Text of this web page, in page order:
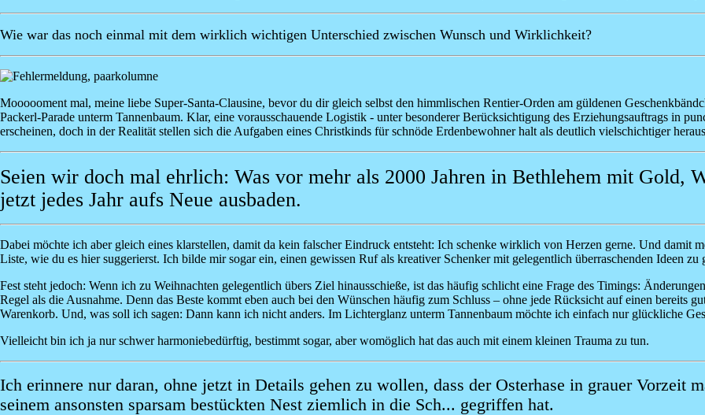
Wie war das noch einmal mit dem wirklich wichtigen Unterschied zwischen Wunsch und Wirklichkeit?
Image
Moooooment mal, meine liebe Super-Santa-Clausine, bevor du dir gleich selbst den himmlischen Rentier-Orden am güldenen
Packerl-Parade unterm Tannenbaum. Klar, eine vorausschauende Logistik - unter besonderer Berücksichtigung des Erziehungsauftrags in
erscheinen, doch in der Realität stellen sich die Aufgaben eines Christkinds für schnöde Erdenbewohner halt als deutlich vielschichtiger
Seien wir doch mal ehrlich: Was vor mehr als 2000 Jahren in Bethlehem mit Gold,
jetzt jedes Jahr aufs Neue ausbaden.
Dabei möchte ich aber gleich eines klarstellen, damit da kein falscher Eindruck entsteht: Ich schenke wirklich von Herzen gerne. Und damit
Liste, wie du es hier suggerierst. Ich bilde mir sogar ein, einen gewissen Ruf als kreativer Schenker mit gelegentlich überraschenden Ideen zu
Fest steht jedoch: Wenn ich zu Weihnachten gelegentlich übers Ziel hinausschieße, ist das häufig schlicht eine Frage des Timings:
Regel als die Ausnahme. Denn das Beste kommt eben auch bei den Wünschen häufig zum Schluss – ohne jede Rücksicht auf einen bereits
Warenkorb. Und, was soll ich sagen: Dann kann ich nicht anders. Im Lichterglanz unterm Tannenbaum möchte ich einfach nur glückliche
Vielleicht bin ich ja nur schwer harmoniebedürftig, bestimmt sogar, aber womöglich hat das auch mit einem kleinen Trauma zu tun.
Ich erinnere nur daran, ohne jetzt in Details gehen zu wollen, dass der Osterhase in grauer Vorzeit
seinem ansonsten sparsam bestückten Nest ziemlich in die Sch... gegriffen hat.